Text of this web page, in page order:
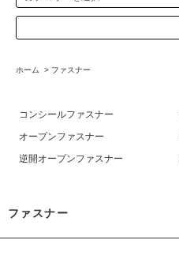
ホーム > ファスナー
コンシールファスナー
オープンファスナー
逆開オープンファスナー
ファスナー